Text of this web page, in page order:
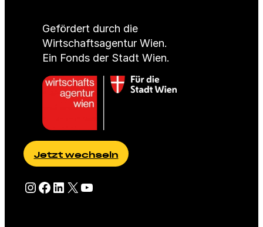
Gefördert durch die
Wirtschaftsagentur Wien.
Ein Fonds der Stadt Wien.
Jetzt wechseln
Besuche eFriends auf InstagramBesuche eFriends auf Facebook Besuche eFriends auf LinkedIn Besuche eFriends auf X (Twitter) Besuche eFriends auf YouTube